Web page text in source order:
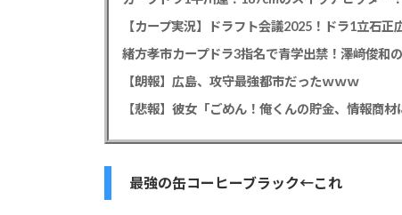
【カープ実況】ドラフト会議2025！ドラ1立石正
緒方孝市カープドラ3指名で青学出禁！澤﨑俊和
【朗報】広島、攻守最強都市だったｗｗｗ
最強の缶コーヒーブラック←これ